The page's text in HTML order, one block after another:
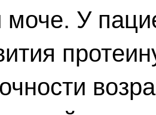
моче. У